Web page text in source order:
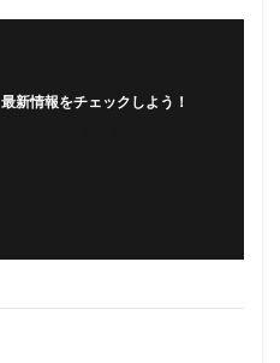
最新情報をチェックしよう！